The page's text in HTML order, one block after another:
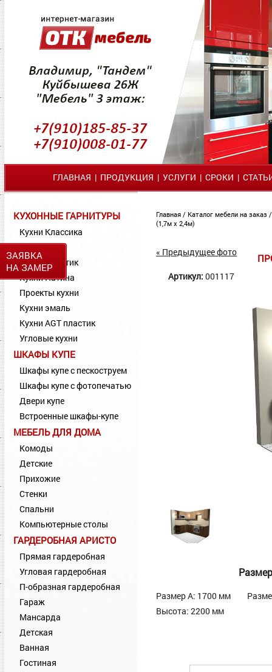
ЗАЯВКА
НА ЗАМЕР
ГЛАВНАЯ | ПРОДУКЦИЯ | УСЛУГИ | СРОКИ |
КУХОННЫЕ ГАРНИТУРЫ
Кухни Классика
Кухни МДФ
Кухни Пластик
Кухни Патина
Проекты кухни
Кухни эмаль
Кухни AGT пластик
Угловые кухни
ШКАФЫ КУПЕ
Шкафы купе с пескоструем
Шкафы купе с фотопечатью
Двери купе
Встроенные шкафы-купе
МЕБЕЛЬ ДЛЯ ДОМА
Комоды
Детские
Прихожие
Стенки
Спальни
Компьютерные столы
ГАРДЕРОБНАЯ АРИСТО
Прямая гардеробная
Угловая гардеробная
П-образная гардеробная
Гараж
Мансарда
Детская
Ванная
Гостиная
Главная / Каталог мебели на заказ
(1,7м х 2,4м)
« Предыдущее фото
Артикул: 001117
Размер А: 1700 мм
Высота: 2200 мм